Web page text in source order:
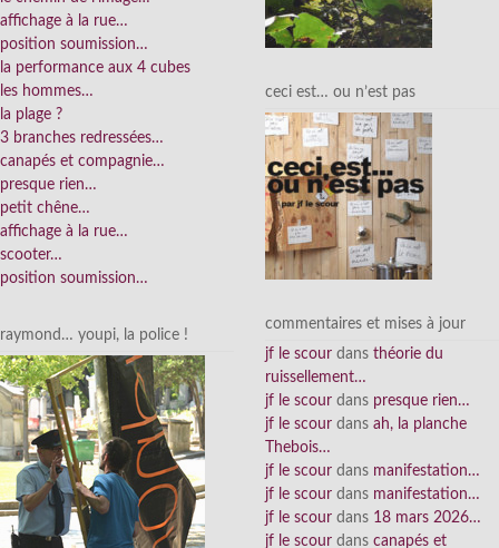
affichage à la rue…
position soumission…
la performance aux 4 cubes
les hommes…
la plage ?
3 branches redressées…
canapés et compagnie…
presque rien…
petit chêne…
affichage à la rue…
scooter…
position soumission…
raymond… youpi, la police !
ceci est… ou n’est pas
commentaires et mises à jour
jf le scour dans théorie du
ruissellement…
jf le scour dans presque rien…
jf le scour dans ah, la planche
Thebois…
jf le scour dans manifestation…
jf le scour dans manifestation…
jf le scour dans 18 mars 2026…
jf le scour dans canapés et